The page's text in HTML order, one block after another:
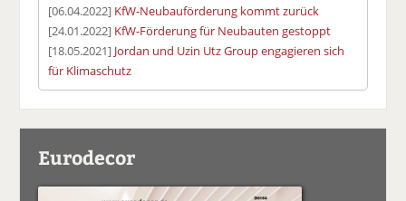
[06.04.2022] KfW-Neubauförderung kommt zurück
[24.01.2022] KfW-Förderung für Neubauten gestoppt
[18.05.2021] Jordan und Uzin Utz Group engagieren sich
für Klimaschutz
Eurodecor